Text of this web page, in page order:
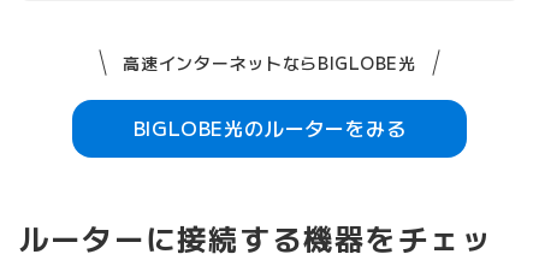
高速インターネットならBIGLOBE光
BIGLOBE光のルーターをみる
ルーターに接続する機器をチェッ